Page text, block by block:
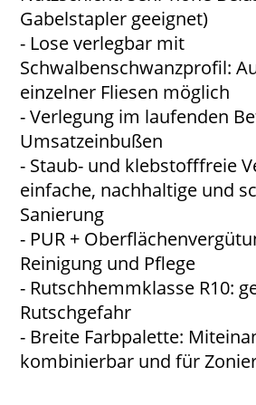
Gabelstapler geeignet)
- Lose verlegbar mit
Schwalbenschwanzprofil:
einzelner Fliesen möglich
- Verlegung im laufenden
Umsatzeinbußen
- Staub- und klebstofffreie
einfache, nachhaltige und
Sanierung
- PUR +
Reinigung und Pflege
- Rutschhemmklasse R10:
Rutschgefahr
- Breite Farbpalette:
kombinierbar und für